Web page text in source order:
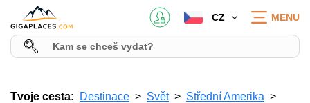
CZ MENU
Tvoje cesta: Destinace Svět Střední Amerika